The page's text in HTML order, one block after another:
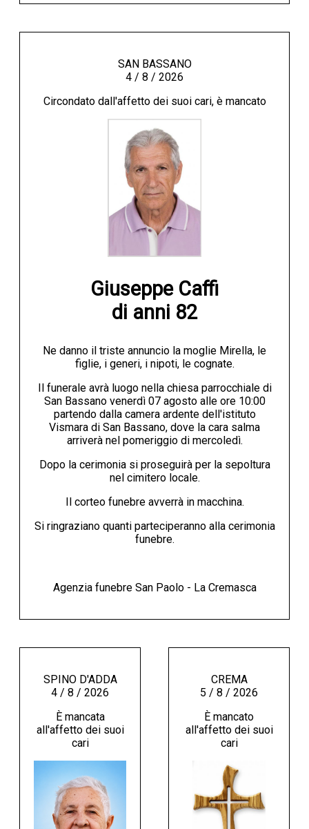
SAN BASSANO
4 / 8 / 2026
Circondato dall'affetto dei suoi cari, è mancato
Giuseppe Caffi
di anni 82
Ne danno il triste annuncio la moglie Mirella, le
figlie, i generi, i nipoti, le cognate.
Il funerale avrà luogo nella chiesa parrocchiale di
San Bassano venerdì 07 agosto alle ore 10:00
partendo dalla camera ardente dell'istituto
Vismara di San Bassano, dove la cara salma
arriverà nel pomeriggio di mercoledì.
Dopo la cerimonia si proseguirà per la sepoltura
nel cimitero locale.
Il corteo funebre avverrà in macchina.
Si ringraziano quanti parteciperanno alla cerimonia
funebre.
Agenzia funebre San Paolo - La Cremasca
SPINO D'ADDA
4 / 8 / 2026
È mancata
all'affetto dei suoi
cari
CREMA
5 / 8 / 2026
È mancato
all'affetto dei suoi
cari